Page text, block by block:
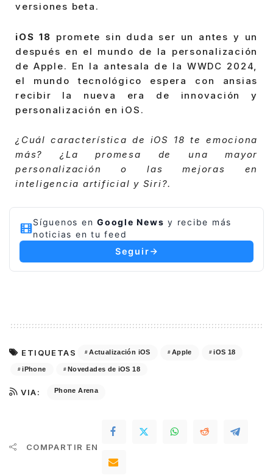
versiones beta.
iOS 18 promete sin duda ser un antes y un
después en el mundo de la personalización
de Apple. En la antesala de la WWDC 2024,
el mundo tecnológico espera con ansias
recibir la nueva era de innovación y
personalización en iOS.
¿Cuál característica de iOS 18 te emociona
más? ¿La promesa de una mayor
personalización o las mejoras en
inteligencia artificial y Siri?.
Síguenos en Google News y recibe más
noticias en tu feed
Seguir
ETIQUETAS Actualización iOS Apple iOS 18
iPhone Novedades de iOS 18
VIA: Phone Arena
COMPARTIR EN